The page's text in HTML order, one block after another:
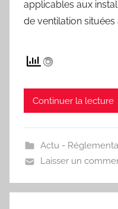
applicables aux
de ventilation situées
Continuer la lecture
Actu -
Laisser un